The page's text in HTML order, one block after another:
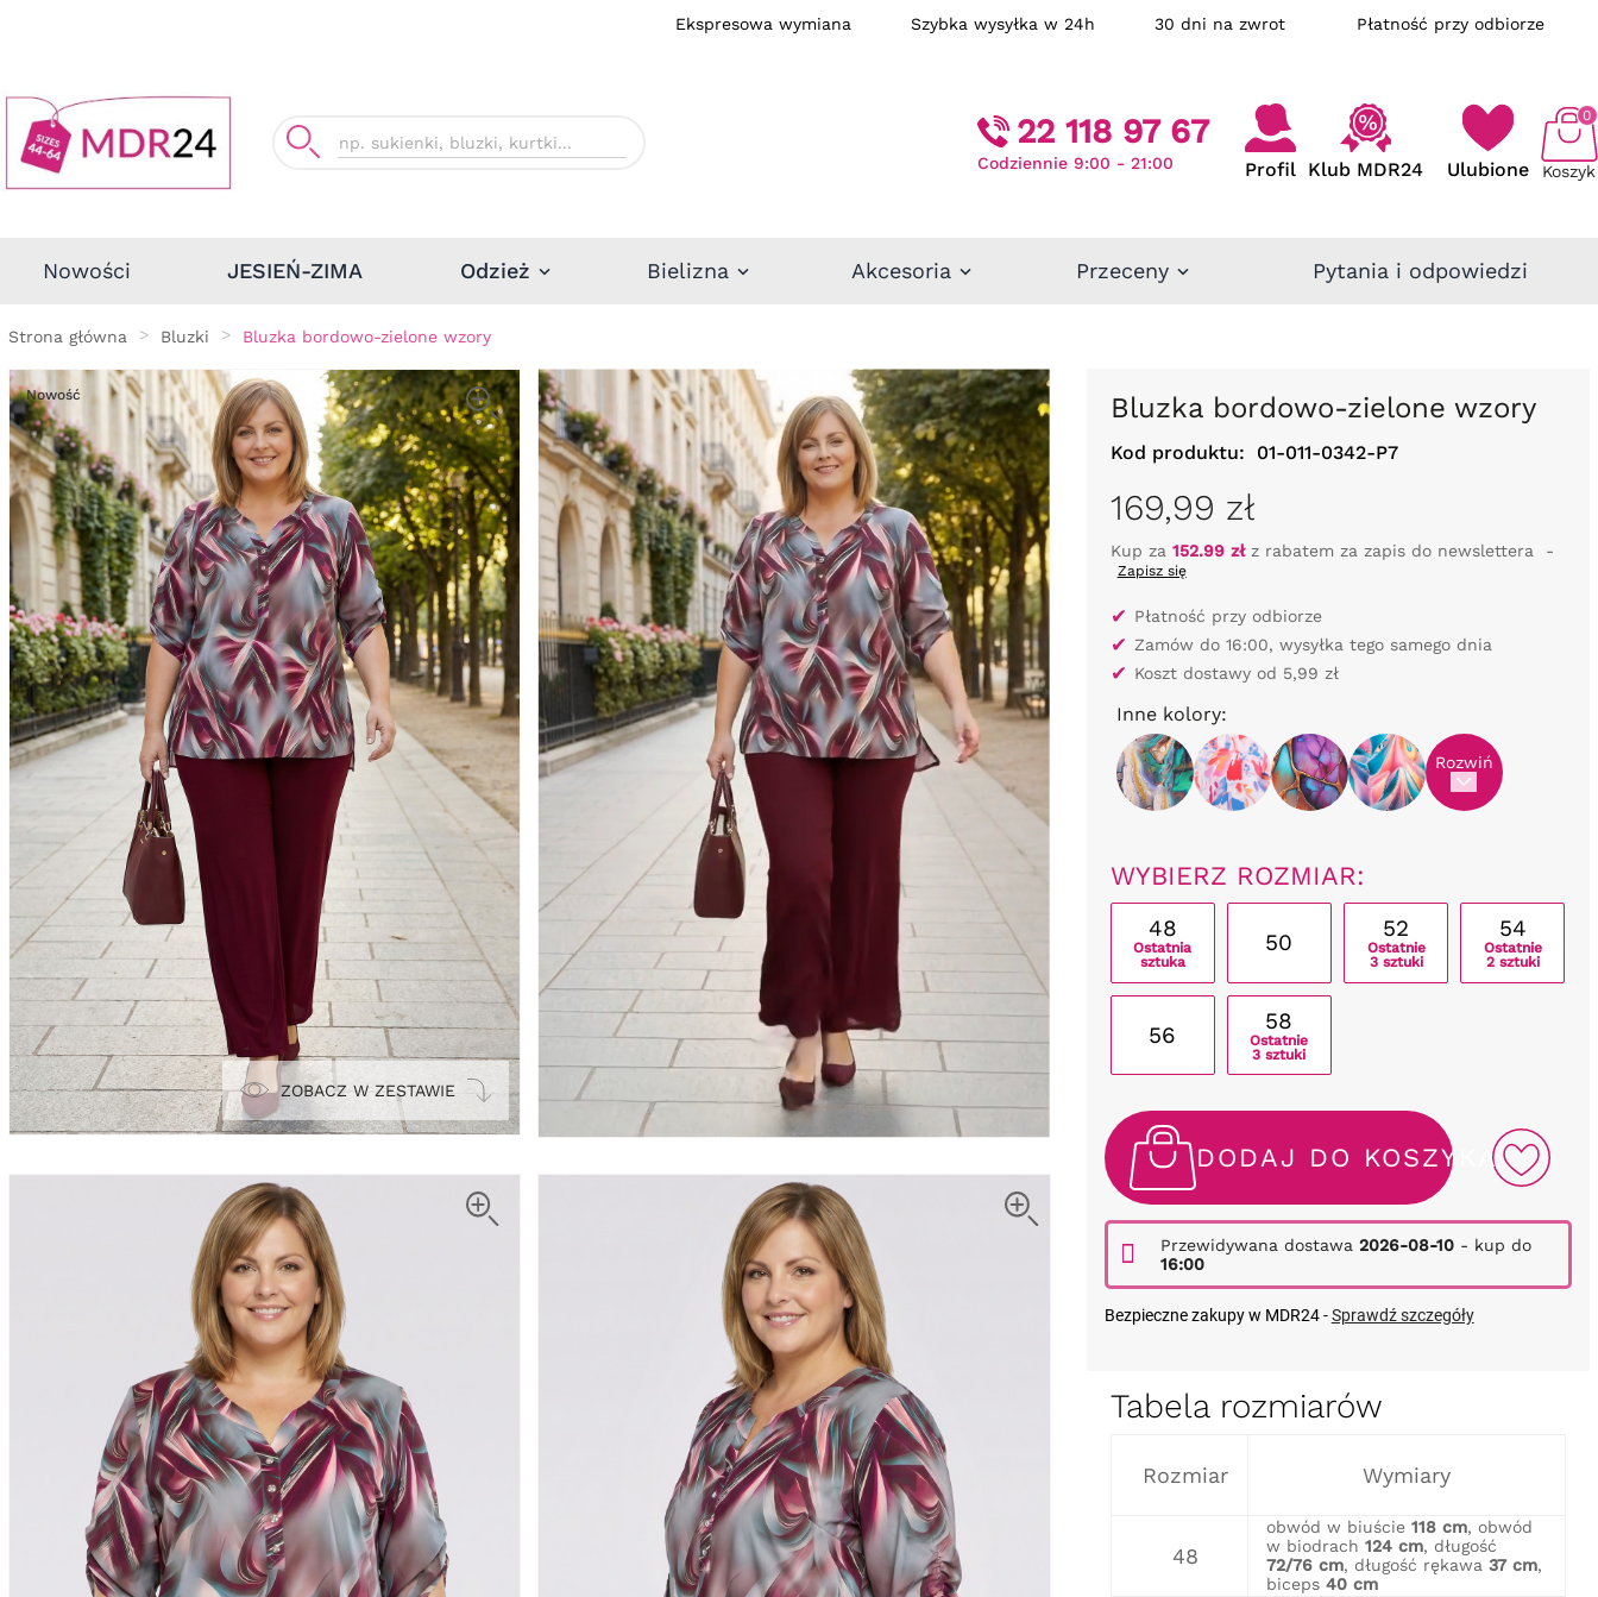
Ekspresowa wymiana Szybka wysyłka w 24h 30 dni na zwrot Płatność przy odbiorze
22 118 97 67
Codziennie 9:00 - 21:00 Profil Klub MDR24 Ulubione Koszyk
0
Nowości JESIEŃ-ZIMA Odzież Bielizna Akcesoria Przeceny Pytania i odpowiedzi
Strona główna Bluzki Bluzka bordowo-zielone wzory
Nowość
ZOBACZ W ZESTAWIE
Bluzka bordowo-zielone wzory
Kod produktu: 01-011-0342-P7
169,99 zł
Kup za 152.99 złz rabatem za zapis do newslettera -
Zapisz się
✔ Płatność przy odbiorze
✔ Zamów do 16:00, wysyłka tego samego dnia
✔ Koszt dostawy od 5,99 zł
Inne kolory:
Rozwiń
WYBIERZ ROZMIAR:
48
Ostatnia
sztuka
50
52
Ostatnie
3 sztuki
54
Ostatnie
2 sztuki
56
58
Ostatnie
3 sztuki
DODAJ DO KOSZYKA
Przewidywana dostawa 2026-08-10- kup do
16:00
Bezpieczne zakupy w MDR24 -Sprawdź szczegóły
Tabela rozmiarów
Rozmiar Wymiary
48
obwód w biuście 118 cm, obwód
w biodrach 124 cm, długość
72/76 cm, długość rękawa 37 cm,
biceps 40 cm